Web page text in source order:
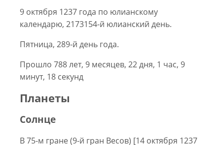
9 октября 1237 года по юлианскому
календарю, 2173154-й юлианский день.
Пятница, 289-й день года.
Прошло 788 лет, 9 месяцев, 22 дня, 1 час, 9
минут, 18 секунд
Планеты
Солнце
В 75-м гране (9-й гран Весов) [14 октября 1237